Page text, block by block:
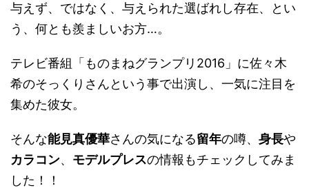
与えず、ではなく、与えられた選ばれし存在、とい
う、何とも羨ましいお方…。
テレビ番組「ものまねグランプリ2016」に佐々木
希のそっくりさんという事で出演し、一気に注目を
集めた彼女。
そんな能見真優華さんの気になる留年の噂、 身長や
カラコン、 モデルプレスの情報もチェックしてみま
した！！